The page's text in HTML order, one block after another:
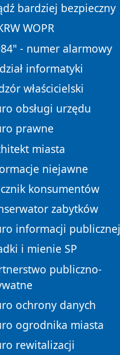
bardziej bezpieczny
WOPR
- numer alarmowy
informatyki
właścicielski
obsługi urzędu
prawne
miasta
niejawne
konsumentów
zabytków
informacji publicznej
i mienie SP
publiczno-
ochrony danych
ogrodnika miasta
rewitalizacji